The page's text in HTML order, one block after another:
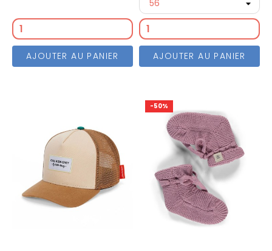
AJOUTER AU PANIER AJOUTER AU PANIER
-50%